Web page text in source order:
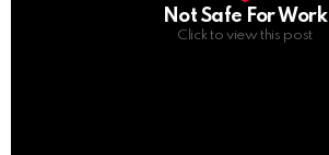
Not Safe For Work
Click to view this post